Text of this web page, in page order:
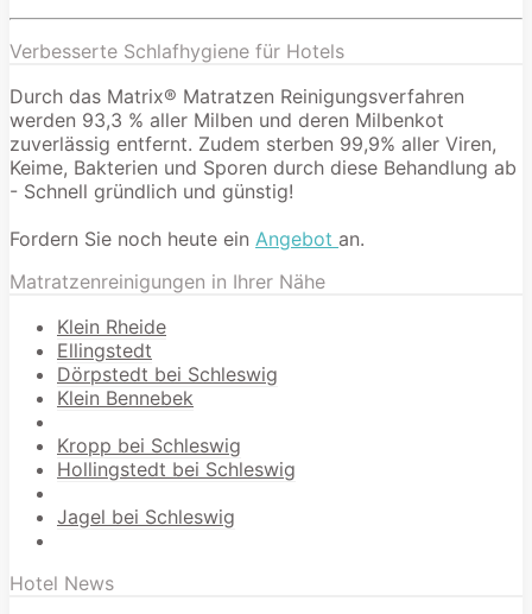
Verbesserte Schlafhygiene für Hotels
Durch das Matrix® Matratzen Reinigungsverfahren
werden 93,3 % aller Milben und deren Milbenkot
zuverlässig entfernt. Zudem sterben 99,9% aller Viren,
Keime, Bakterien und Sporen durch diese Behandlung ab
- Schnell gründlich und günstig!
Fordern Sie noch heute ein Angebot an.
Matratzenreinigungen in Ihrer Nähe
Klein Rheide
Ellingstedt
Dörpstedt bei Schleswig
Klein Bennebek
Kropp bei Schleswig
Hollingstedt bei Schleswig
Jagel bei Schleswig
Hotel News